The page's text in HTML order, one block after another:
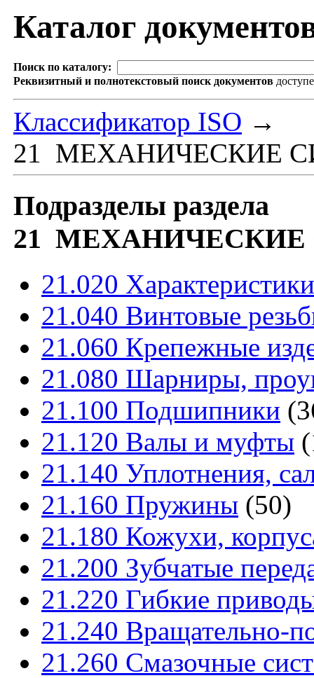
Каталог
Поиск по каталогу:
Реквизитный и полнотекстовый поиск документов
Классификатор ISO →
21 МЕХАНИЧЕСКИЕ
Подразделы раздела
21
21.020
21.040 Винтовые
21.060 Крепежные
21.080 Шарниры,
21.100 Подшипники
21.120 Валы и муфты
21.140 Уплотнения,
21.160 Пружины (50)
21.180 Кожухи,
21.200 Зубчатые
21.220 Гибкие
21.240 Вращательно-
21.260 Смазочные